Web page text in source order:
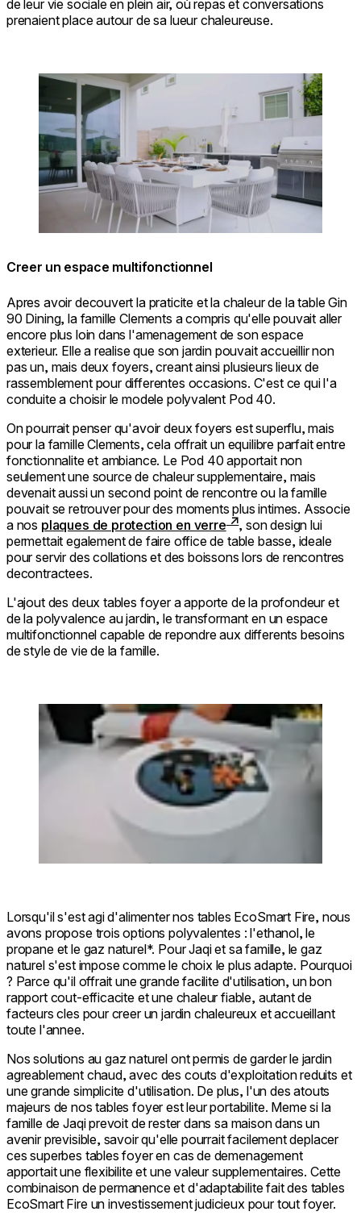
de leur vie sociale en plein air, où repas et conversations
prenaient place autour de sa lueur chaleureuse.
Loading image...
Creer un espace multifonctionnel
Apres avoir decouvert la praticite et la chaleur de la table Gin
90 Dining, la famille Clements a compris qu'elle pouvait aller
encore plus loin dans l'amenagement de son espace
exterieur. Elle a realise que son jardin pouvait accueillir non
pas un, mais deux foyers, creant ainsi plusieurs lieux de
rassemblement pour differentes occasions. C'est ce qui l'a
conduite a choisir le modele polyvalent Pod 40.
On pourrait penser qu'avoir deux foyers est superflu, mais
pour la famille Clements, cela offrait un equilibre parfait entre
fonctionnalite et ambiance. Le Pod 40 apportait non
seulement une source de chaleur supplementaire, mais
devenait aussi un second point de rencontre ou la famille
pouvait se retrouver pour des moments plus intimes. Associe
a nos plaques de protection en verre
, son design lui
permettait egalement de faire office de table basse, ideale
pour servir des collations et des boissons lors de rencontres
decontractees.
L'ajout des deux tables foyer a apporte de la profondeur et
de la polyvalence au jardin, le transformant en un espace
multifonctionnel capable de repondre aux differents besoins
de style de vie de la famille.
Loading image...
Lorsqu'il s'est agi d'alimenter nos tables EcoSmart Fire, nous
avons propose trois options polyvalentes : l'ethanol, le
propane et le gaz naturel*. Pour Jaqi et sa famille, le gaz
naturel s'est impose comme le choix le plus adapte. Pourquoi
? Parce qu'il offrait une grande facilite d'utilisation, un bon
rapport cout-efficacite et une chaleur fiable, autant de
facteurs cles pour creer un jardin chaleureux et accueillant
toute l'annee.
Nos solutions au gaz naturel ont permis de garder le jardin
agreablement chaud, avec des couts d'exploitation reduits et
une grande simplicite d'utilisation. De plus, l'un des atouts
majeurs de nos tables foyer est leur portabilite. Meme si la
famille de Jaqi prevoit de rester dans sa maison dans un
avenir previsible, savoir qu'elle pourrait facilement deplacer
ces superbes tables foyer en cas de demenagement
apportait une flexibilite et une valeur supplementaires. Cette
combinaison de permanence et d'adaptabilite fait des tables
EcoSmart Fire un investissement judicieux pour tout foyer.